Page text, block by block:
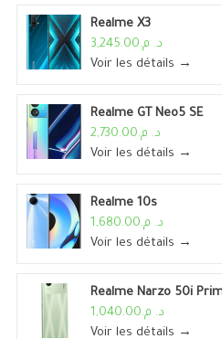
Realme X3
د. م.3,245.00
Voir les détails →
Realme GT Neo5 SE
د. م.2,730.00
Voir les détails →
Realme 10s
د. م.1,680.00
Voir les détails →
Realme Narzo 50i
د. م.1,040.00
Voir les détails →